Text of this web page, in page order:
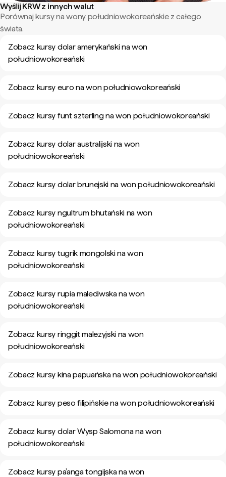
Wyślij KRW z innych walut
Porównaj kursy na wony południowokoreańskie z całego
świata.
Zobacz kursy dolar amerykański na won
południowokoreański
Zobacz kursy euro na won południowokoreański
Zobacz kursy funt szterling na won południowokoreański
Zobacz kursy dolar australijski na won
południowokoreański
Zobacz kursy dolar brunejski na won południowokoreański
Zobacz kursy ngultrum bhutański na won
południowokoreański
Zobacz kursy tugrik mongolski na won
południowokoreański
Zobacz kursy rupia malediwska na won
południowokoreański
Zobacz kursy ringgit malezyjski na won
południowokoreański
Zobacz kursy kina papuańska na won południowokoreański
Zobacz kursy peso filipińskie na won południowokoreański
Zobacz kursy dolar Wysp Salomona na won
południowokoreański
Zobacz kursy pa’anga tongijska na won